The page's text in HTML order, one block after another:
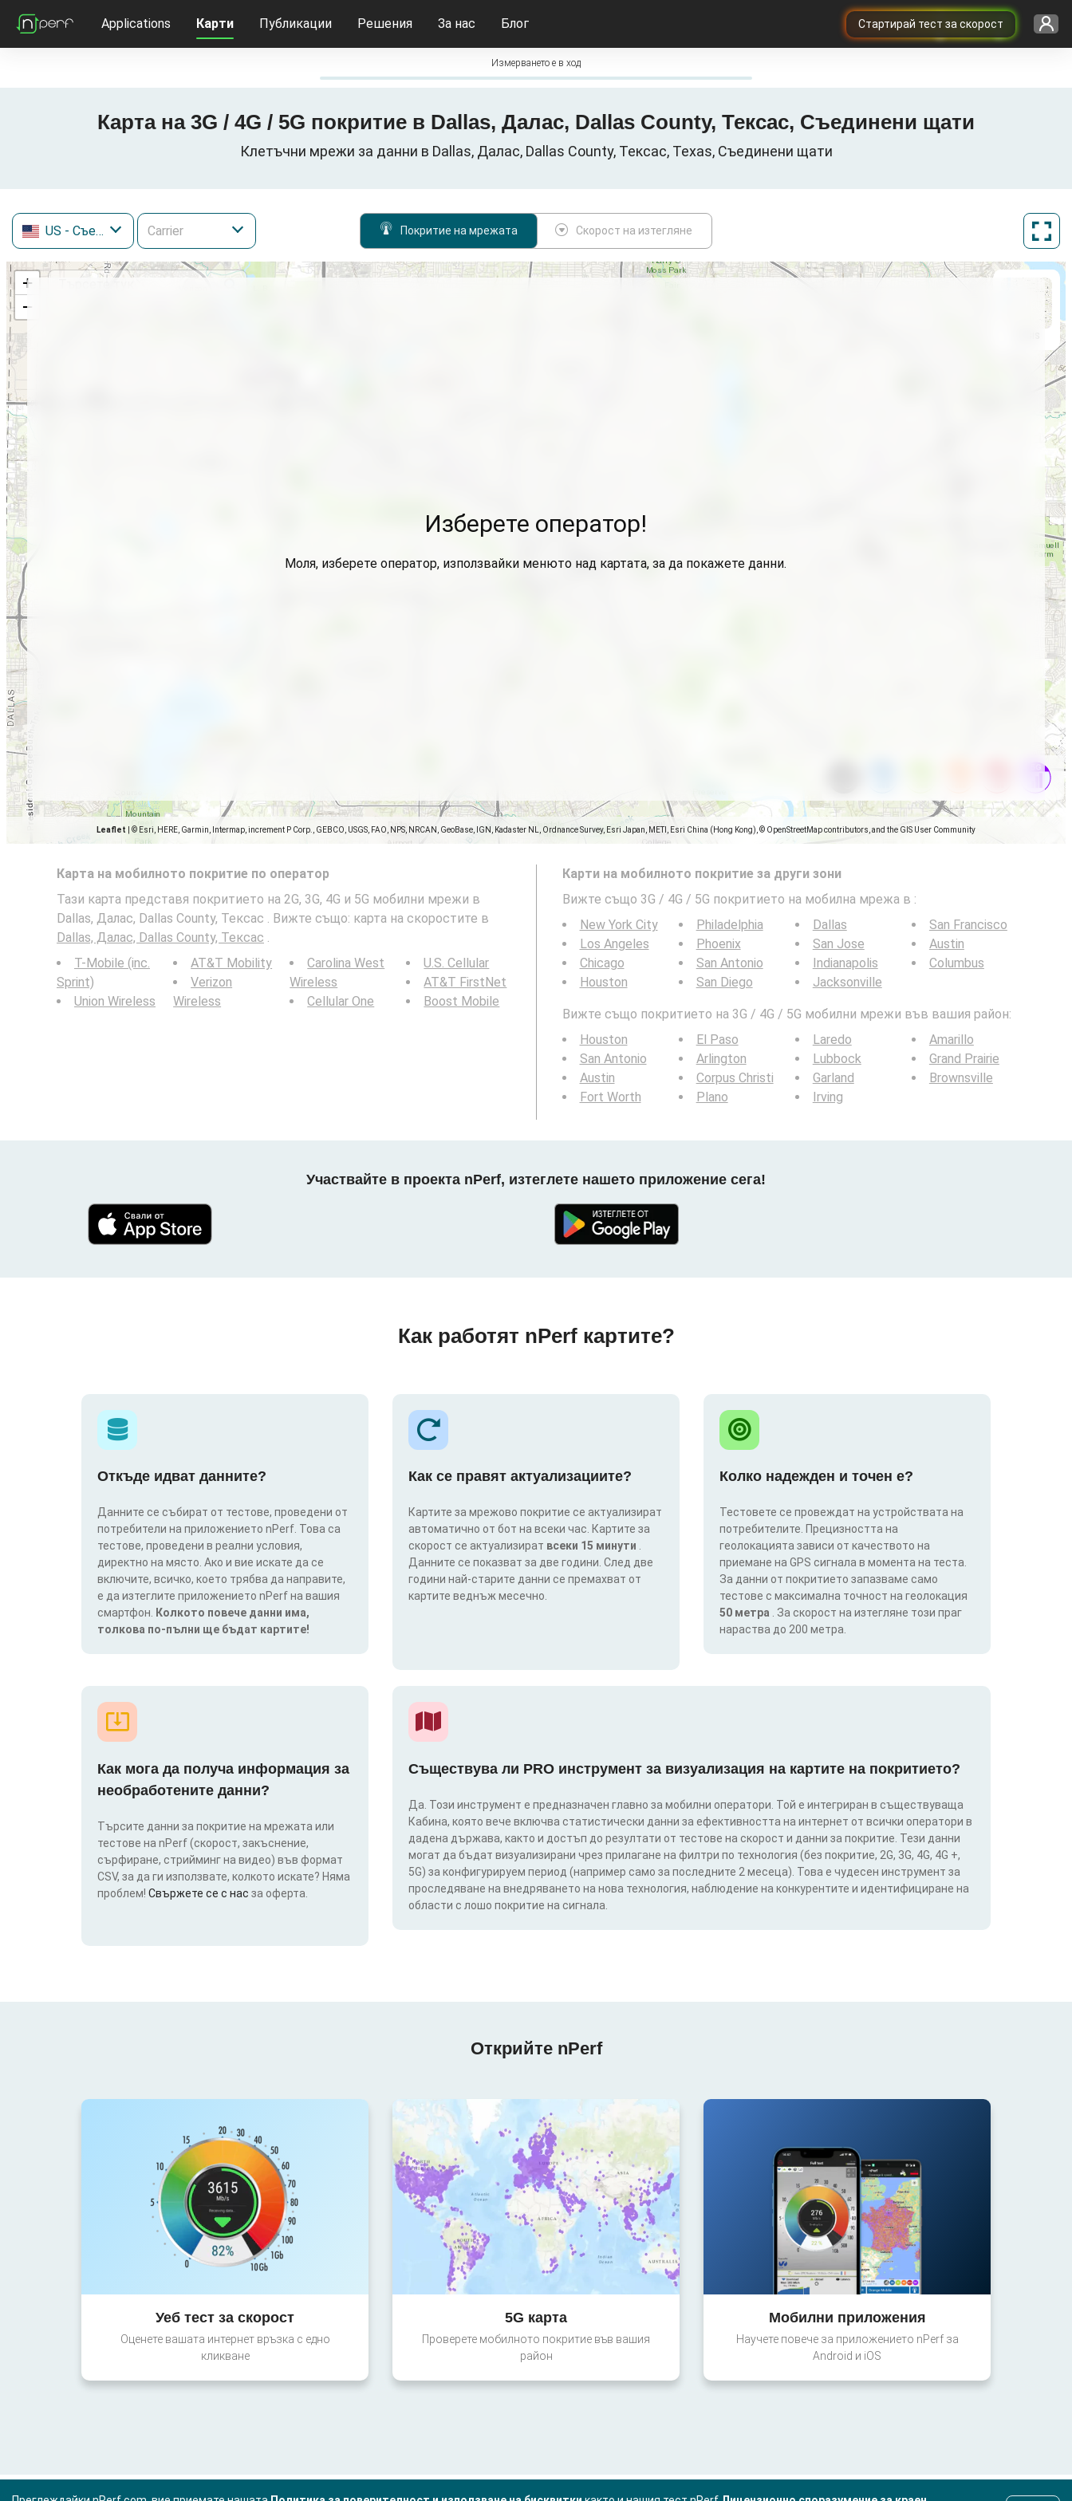
Cтартирай тест за скорост
Applications Карти Публикации Решения За нас Блог
Измерването е в ход
Карта на 3G / 4G / 5G покритие в Dallas, Далас, Dallas County, Тексас, Съединени щати
Клетъчни мрежи за данни в Dallas, Далас, Dallas County, Тексас, Texas, Съединени щати
US - Съединени щати Покритие на мрежата Скорост на изтегляне
+
−
Leaflet © Esri, HERE, Garmin, Intermap, increment P Corp., GEBCO, USGS, FAO, NPS, NRCAN, GeoBase, IGN, Kadaster NL, Ordnance Survey, Esri Japan, METI, Esri China (Hong Kong), © OpenStreetMap contributors, and the GIS User Community
Изберете оператор!
Моля, изберете оператор, използвайки менюто над картата, за да покажете данни.
Карта на мобилното покритие по оператор
Тази карта представя покритието на 2G, 3G, 4G и 5G мобилни мрежи в
Dallas, Далас, Dallas County, Тексас . Вижте също: карта на скоростите в
Dallas, Далас, Dallas County, Тексас .
T-Mobile (inc.
Sprint)
Union Wireless
AT&T Mobility
Verizon
Wireless
Carolina West
Wireless
Cellular One
U.S. Cellular
AT&T FirstNet
Boost Mobile
Карти на мобилното покритие за други зони
Вижте също 3G / 4G / 5G покритието на мобилна мрежа в :
New York City
Los Angeles
Chicago
Houston
Philadelphia
Phoenix
San Antonio
San Diego
Dallas
San Jose
Indianapolis
Jacksonville
San Francisco
Austin
Columbus
Вижте също покритието на 3G / 4G / 5G мобилни мрежи във вашия район:
Houston
San Antonio
Austin
Fort Worth
El Paso
Arlington
Corpus Christi
Plano
Laredo
Lubbock
Garland
Irving
Amarillo
Grand Prairie
Brownsville
Участвайте в проекта nPerf, изтеглете нашето приложение сега!
Как работят nPerf картите?
Откъде идват данните?
Данните се събират от тестове, проведени от
потребители на приложението nPerf. Това са
тестове, проведени в реални условия,
директно на място. Ако и вие искате да се
включите, всичко, което трябва да направите,
е да изтеглите приложението nPerf на вашия
смартфон.
Колкото повече данни има,
толкова по-пълни ще бъдат картите!
Как се правят актуализациите?
Картите за мрежово покритие се актуализират
автоматично от бот на всеки час. Картите за
скорост се актуализират всеки 15 минути
Данните се показват за две години. След две
години най-старите данни се премахват от
картите веднъж месечно.
Колко надежден и точен е?
Тестовете се провеждат на устройствата на
потребителите. Прецизността на
геолокацията зависи от качеството на
приемане на GPS сигнала в момента на теста.
За данни от покритието запазваме само
тестове с максимална точност на геолокация
50 метра
. За скорост на изтегляне този праг
нараства до 200 метра.
Как мога да получа информация за
необработените данни?
Търсите данни за покритие на мрежата или
тестове на nPerf (скорост, закъснение,
сърфиране, стрийминг на видео) във формат
CSV, за да ги използвате, колкото искате? Няма
проблем! Свържете се с нас за оферта.
Съществува ли PRO инструмент за визуализация на картите на покритието?
Да. Този инструмент е предназначен главно за мобилни оператори. Той е интегриран в съществуваща
Кабина, която вече включва статистически данни за ефективността на интернет от всички оператори в
дадена държава, както и достъп до резултати от тестове на скорост и данни за покритие. Тези данни
могат да бъдат визуализирани чрез прилагане на филтри по технология (без покритие, 2G, 3G, 4G, 4G +,
5G) за конфигурируем период (например само за последните 2 месеца). Това е чудесен инструмент за
проследяване на внедряването на нова технология, наблюдение на конкурентите и идентифициране на
области с лошо покритие на сигнала.
Открийте nPerf
Уеб тест за скорост
Оценете вашата интернет връзка с едно
кликване
5G карта
Проверете мобилното покритие във вашия
район
Мобилни приложения
Научете повече за приложението nPerf за
Android и iOS